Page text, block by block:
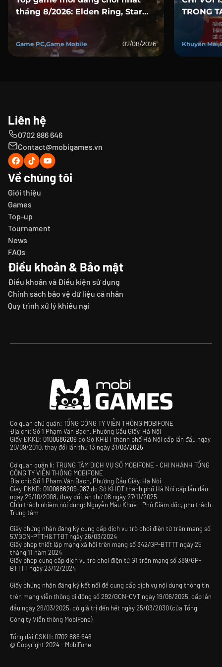
tháng 8/2026: Elden Ring, Star
Wars, Marvel, Mafia và loạt bom
tấn đổ bộ
Game PC,Game Mobile 02/08/2026
TRONG
Khuyến
Liên hệ
0702 886 646
Contact@mobigames.vn
Về chúng tôi
Giới thiệu
Games
Top-up
Tournament
News
FAQs
Điều khoản & Bảo mật
Điều khoản và Điều kiện sử dụng
Chính sách bảo vệ dữ liệu cá nhân
Quy trình xử lý khiếu nại
Cơ quan chủ quản: TỔNG CÔNG TY VIỄN THÔNG MOBIFONE
Địa chỉ: Số 1 Phạm Văn Bạch, Phường Cầu Giấy, Hà Nội
Giấy ĐKKD: 0100686209 do Sở KHĐT thành phố Hà Nội cấp lần đầu ngày
20/09/2010, thay đổi lần thứ 13 ngày31/03/2025
Cơ quan quản lí: TRUNG TÂM DỊCH VỤ SỐ MOBIFONE - CHI NHÁNH TỔNG
CÔNG TY VIỄN THÔNG MOBIFONE
Địa chỉ: Số 1 Phạm Văn Bạch, Phường Cầu Giấy, Hà Nội
Giấy ĐKKD: 0100686209-087do Sở KHĐT thành phố Hà Nội cấp lần đầu
ngày 29/10/2008, thay đổi lần thứ 08 ngày 27/11/2025
Chịu trách nhiệm nội dung: Nguyễn Mậu Khuê - Phó Giám đốc, phụ trách
Trung tâm
Giấy chứng nhận đăng ký cung cấp dịch vụ trò chơi điện tử trên mạng số
57/GCN-PTTH&TTĐT ngày 26/03/2024
Giấy phép thiết lập mạng xã hội trên mạng số 342/GP-BTTTT ngày 25
tháng 11 năm 2024
Giấy phép cung cấp dịch vụ trò chơi điện tử G1 trên mạng số 389/GP-
BTTTT ngày 23/12/2024
Giấy chứng nhận đăng ký kết nối để cung cấp dịch vụ nội dung thông tin
trên mạng viễn thông di động số 292/GCN-CVT ngày 19/06/2025, cấp lần
đầu ngày 26/03/2025, có giá trị đến hết ngày 25/03/2030 (của Tổng
Công ty Viễn thông MobiFone)
Tổng đài CSKH: 0702 886 646
@ Copyright 2024 - MobiFone